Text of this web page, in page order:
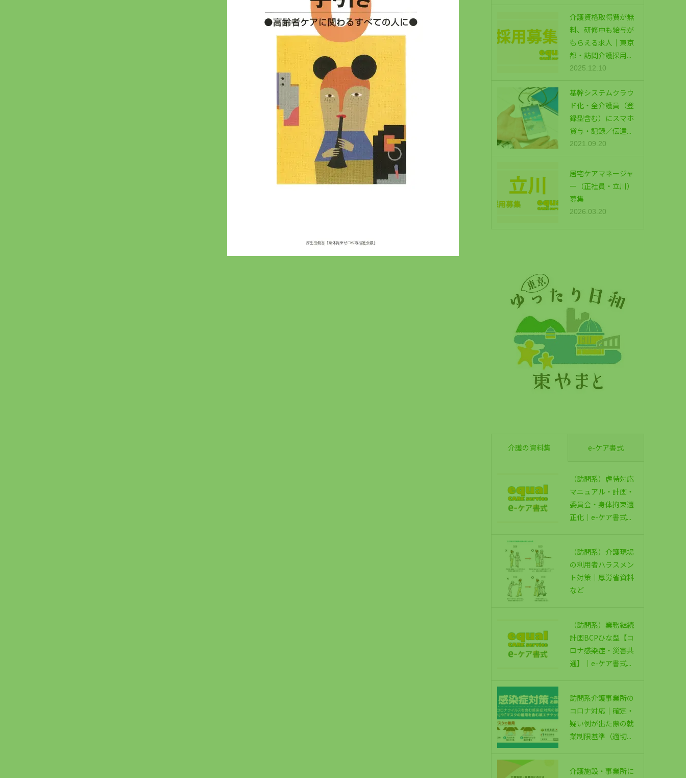
介護資格取得費が無
料、研修中も給与が
もらえる求人｜東京
都・訪問介護採用...
2025.12.10
基幹システムクラウ
ド化・全介護員（登
録型含む）にスマホ
貸与・記録／伝達...
2021.09.20
居宅ケアマネージャ
ー（正社員・立川）
募集
2026.03.20
介護の資料集 e-ケア書式
（訪問系）虐待対応
マニュアル・計画・
委員会・身体拘束適
正化｜e-ケア書式...
（訪問系）介護現場
の利用者ハラスメン
ト対策｜厚労省資料
など
（訪問系）業務継続
計画BCPひな型【コ
ロナ感染症・災害共
通】｜e-ケア書式...
訪問系介護事業所の
コロナ対応｜確定・
疑い例が出た際の就
業制限基準（適切...
介護施設・事業所に